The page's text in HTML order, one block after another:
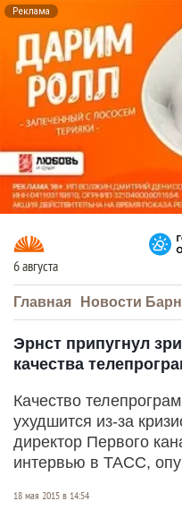
Реклама
6 августа
Главная Новости
Эрнст припугнул
качества
Качество
ухудшится из-за
директор Первого
интервью в ТАСС,
18 мая 2015 в 14:54